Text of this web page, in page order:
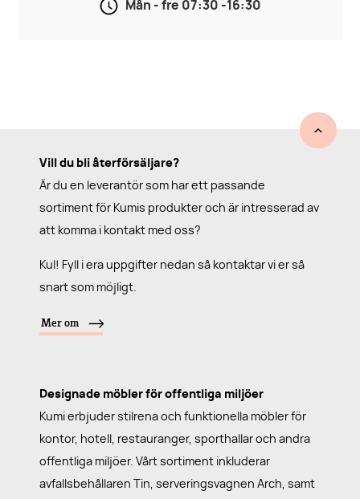
Mån - fre 07:30 -16:30
Vill du bli återförsäljare?
Är du en leverantör som har ett passande
sortiment för Kumis produkter och är intresserad av
att komma i kontakt med oss?
Kul! Fyll i era uppgifter nedan så kontaktar vi er så
snart som möjligt.
Mer om
Designade möbler för offentliga miljöer
Kumi erbjuder stilrena och funktionella möbler för
kontor, hotell, restauranger, sporthallar och andra
offentliga miljöer. Vårt sortiment inkluderar
avfallsbehållaren Tin, serveringsvagnen Arch, samt